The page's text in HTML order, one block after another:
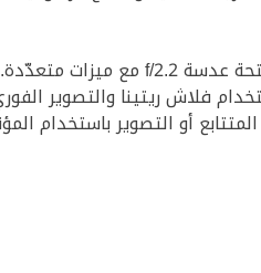
أو التصوير باستخدام